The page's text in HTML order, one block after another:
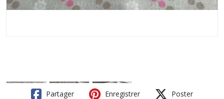
Partager Enregistrer Poster